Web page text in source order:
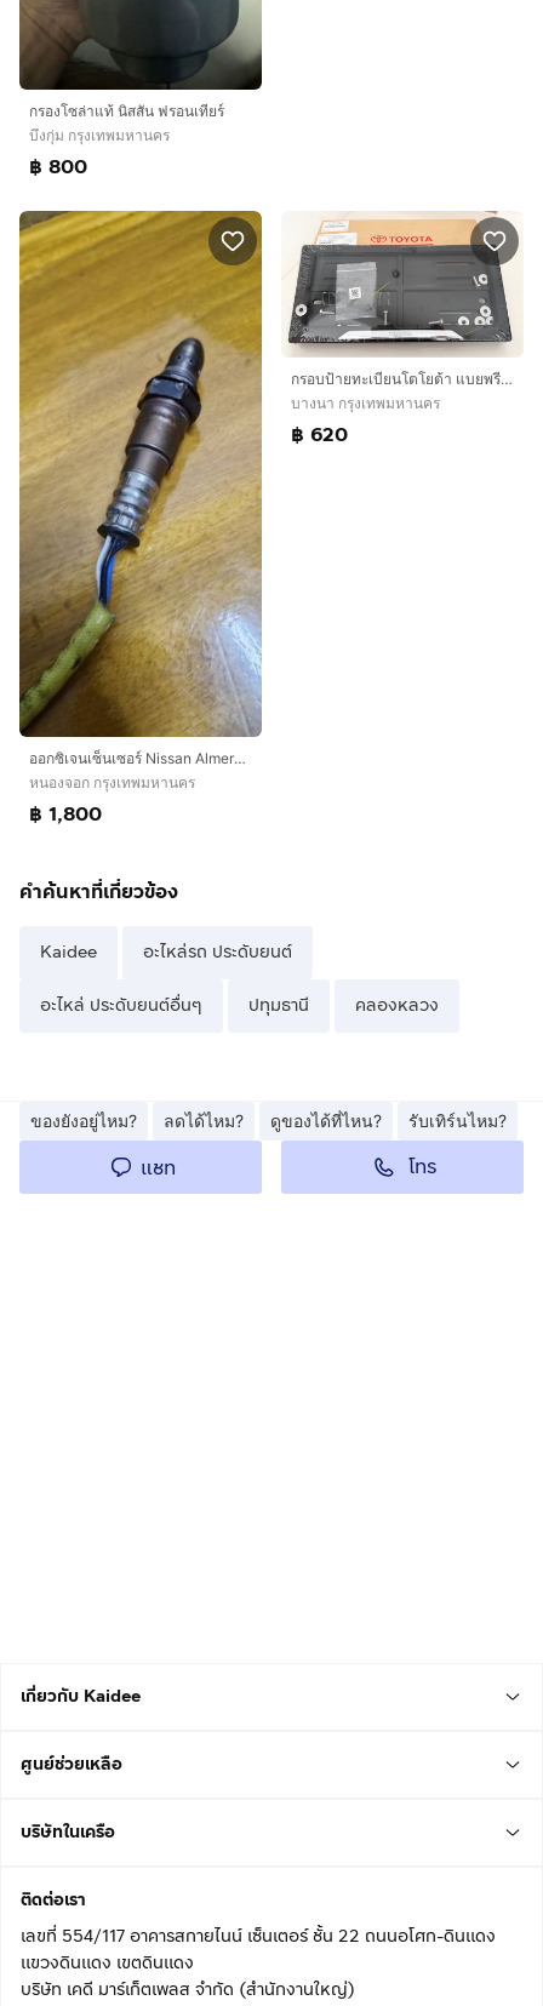
กรองโซล่าแท้ นิสสัน ฟรอนเทียร์
บึงกุ่ม กรุงเทพมหานคร
฿ 800
ออกซิเจนเซ็นเซอร์ Nissan Almera Turbo
หนองจอก กรุงเทพมหานคร
฿ 1,800
กรอบป้ายทะเบียนโตโยต้า แบยพรีเมียม
บางนา กรุงเทพมหานคร
฿ 620
คำค้นหาที่เกี่ยวข้อง
Kaidee อะไหล่รถ ประดับยนต์
อะไหล่ ประดับยนต์อื่นๆ ปทุมธานี คลองหลวง
ของยังอยู่ไหม? ลดได้ไหม? ดูของได้ที่ไหน? รับเทิร์นไหม?
แชท โทร
เกี่ยวกับ Kaidee
ศูนย์ช่วยเหลือ
บริษัทในเครือ
ติดต่อเรา
เลขที่ 554/117 อาคารสกายไนน์ เซ็นเตอร์ ชั้น 22 ถนนอโศก-ดินแดง
แขวงดินแดง เขตดินแดง
บริษัท เคดี มาร์เก็ตเพลส จำกัด (สำนักงานใหญ่)